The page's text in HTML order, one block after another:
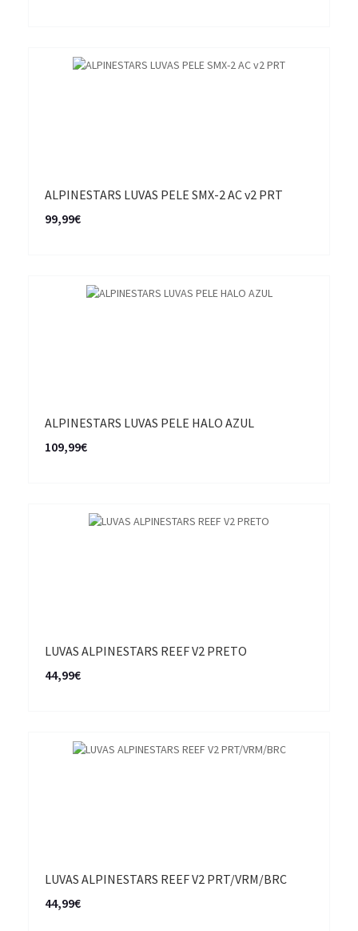
ALPINESTARS LUVAS PELE SMX-2 AC v2 PRT
99,99€
ALPINESTARS LUVAS PELE HALO AZUL
109,99€
LUVAS ALPINESTARS REEF V2 PRETO
44,99€
LUVAS ALPINESTARS REEF V2 PRT/VRM/BRC
44,99€